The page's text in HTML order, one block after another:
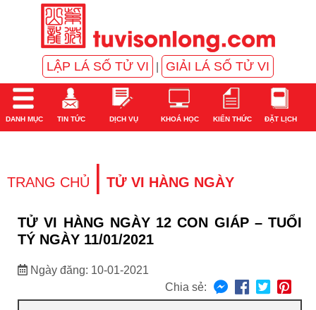
LẬP LÁ SỐ TỬ VI GIẢI LÁ SỐ TỬ VI
DANH MỤC TIN TỨC DỊCH VỤ KHOÁ HỌC KIẾN THỨC ĐẶT LỊCH
TRANG CHỦ | TỬ VI HÀNG NGÀY
TỬ VI HÀNG NGÀY 12 CON GIÁP – TUỔI
TÝ NGÀY 11/01/2021
Ngày đăng: 10-01-2021
Chia sẻ: